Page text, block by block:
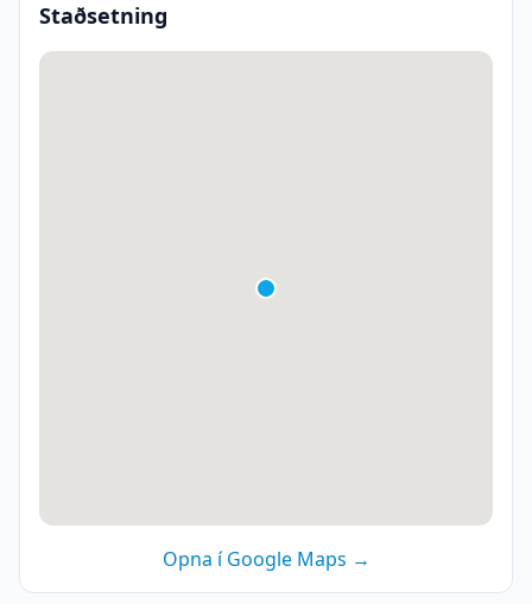
Staðsetning
Opna í Google Maps →